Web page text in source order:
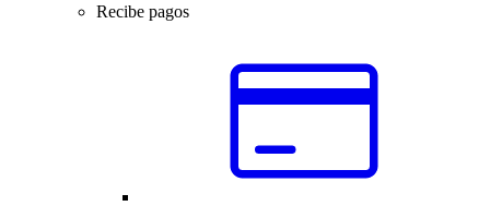
Recibe pagos